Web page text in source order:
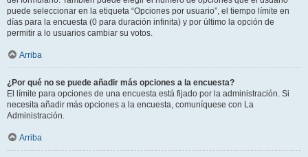
puede seleccionar en la etiqueta “Opciones por usuario”, el tiempo límite en
días para la encuesta (0 para duración infinita) y por último la opción de
permitir a lo usuarios cambiar su votos.
Arriba
¿Por qué no se puede añadir más opciones a la encuesta?
El límite para opciones de una encuesta está fijado por la administración. Si
necesita añadir más opciones a la encuesta, comuníquese con La
Administración.
Arriba